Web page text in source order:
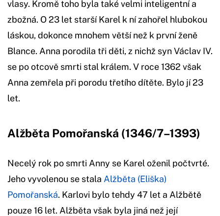
vlasy. Kromě toho byla také velmi inteligentní a
zbožná. O 23 let starší Karel k ní zahořel hlubokou
láskou, dokonce mnohem větší než k první ženě
Blance. Anna porodila tři děti, z nichž syn Václav IV.
se po otcově smrti stal králem. V roce 1362 však
Anna zemřela při porodu třetího dítěte. Bylo jí 23
let.
Alžběta Pomořanská (1346/7–1393)
Necelý rok po smrti Anny se Karel oženil počtvrté.
Jeho vyvolenou se stala Alžběta (Eliška)
Pomořanská. Karlovi bylo tehdy 47 let a Alžbětě
pouze 16 let. Alžběta však byla jiná než její